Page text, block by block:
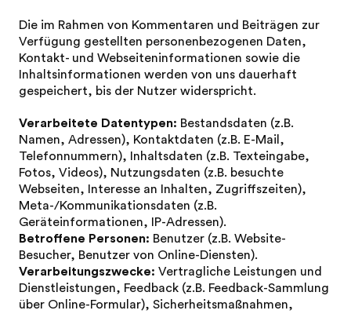
Die im Rahmen von Kommentaren und Beiträgen zur
Verfügung gestellten personenbezogenen Daten,
Kontakt- und Webseiteninformationen sowie die
Inhaltsinformationen werden von uns dauerhaft
gespeichert, bis der Nutzer widerspricht.
Verarbeitete Datentypen: Bestandsdaten (z.B.
Namen, Adressen), Kontaktdaten (z.B. E-Mail,
Telefonnummern), Inhaltsdaten (z.B. Texteingabe,
Fotos, Videos), Nutzungsdaten (z.B. besuchte
Webseiten, Interesse an Inhalten, Zugriffszeiten),
Meta-/Kommunikationsdaten (z.B.
Geräteinformationen, IP-Adressen).
Betroffene Personen: Benutzer (z.B. Website-
Besucher, Benutzer von Online-Diensten).
Verarbeitungszwecke: Vertragliche Leistungen und
Dienstleistungen, Feedback (z.B. Feedback-Sammlung
über Online-Formular), Sicherheitsmaßnahmen,